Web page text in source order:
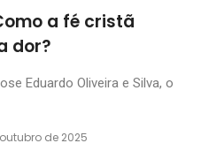
a fé cristã
dor?
Eduardo Oliveira e Silva, o
de 2025